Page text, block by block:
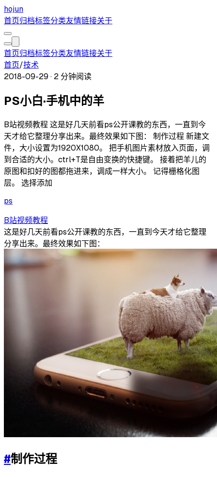
hojun
首页归档标签分类友情链接关于
首页归档标签分类友情链接关于
首页/技术
2018-09-29 · 2 分钟阅读
PS小白·手机中的羊
B站视频教程 这是好几天前看ps公开课教的东西，一直到今
天才给它整理分享出来。最终效果如下图： 制作过程 新建文
件，大小设置为1920X1080。 把手机图片素材放入页面，调
到合适的大小。ctrl+T是自由变换的快捷键。 接着把羊儿的
原图和扣好的图都拖进来，调成一样大小。 记得栅格化图
层。 选择添加
ps
B站视频教程
这是好几天前看ps公开课教的东西，一直到今天才给它整理
分享出来。最终效果如下图：
#制作过程